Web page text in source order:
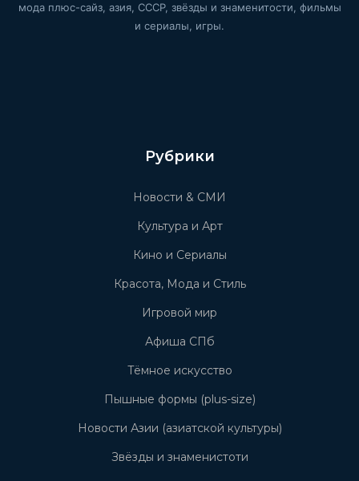
мода плюс-сайз, азия, СССР, звёзды и знаменитости, фильмы
и сериалы, игры.
Рубрики
Новости & СМИ
Культура и Арт
Кино и Сериалы
Красота, Мода и Стиль
Игровой мир
Афиша СПб
Тёмное искусство
Пышные формы (plus-size)
Новости Азии (азиатской культуры)
Звёзды и знаменистоти